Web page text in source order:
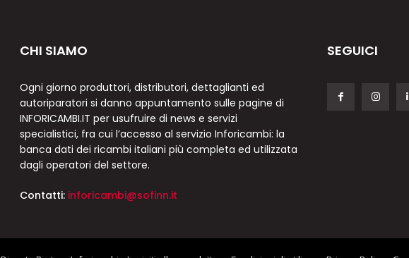
CHI SIAMO
Ogni giorno produttori, distributori, dettaglianti ed
autoriparatori si danno appuntamento sulle pagine di
INFORICAMBI.IT per usufruire di news e servizi
specialistici, fra cui l’accesso al servizio Inforicambi: la
banca dati dei ricambi italiani più completa ed utilizzata
dagli operatori del settore.
Contatti: inforicambi@sofinn.it
SEGUICI